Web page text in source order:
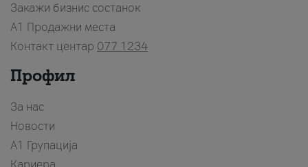
Закажи бизнис состанок
A1 Продажни места
Контакт центар 077 1234
Профил
За нас
Новости
А1 Групација